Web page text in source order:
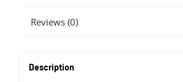
Reviews (0)
Description